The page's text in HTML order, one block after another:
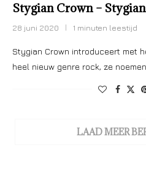
Stygian Crown –
28 juni 2020 1 minuten leestijd
Stygian Crown introduceert met
heel nieuw genre rock, ze noemen
LAAD MEER